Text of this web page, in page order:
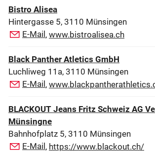
Bistro Alisea
Hintergasse 5, 3110 Münsingen
E-Mail , www.bistroalisea.ch
Black Panther Atletics GmbH
Luchliweg 11a, 3110 Münsingen
E-Mail ,
BLACKOUT Jeans Fritz Schweiz AG
Münsingne
Bahnhofplatz 5, 3110 Münsingen
E-Mail , https://www.blackout.ch/